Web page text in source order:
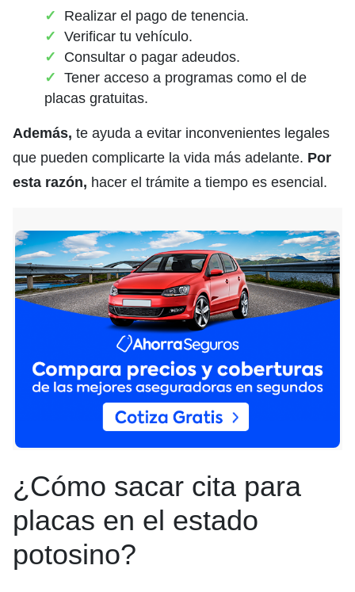
Realizar el pago de tenencia.
Verificar tu vehículo.
Consultar o pagar adeudos.
Tener acceso a programas como el de
placas gratuitas.
Además, te ayuda a evitar inconvenientes legales
que pueden complicarte la vida más adelante. Por
esta razón, hacer el trámite a tiempo es esencial.
¿Cómo sacar cita para
placas en el estado
potosino?